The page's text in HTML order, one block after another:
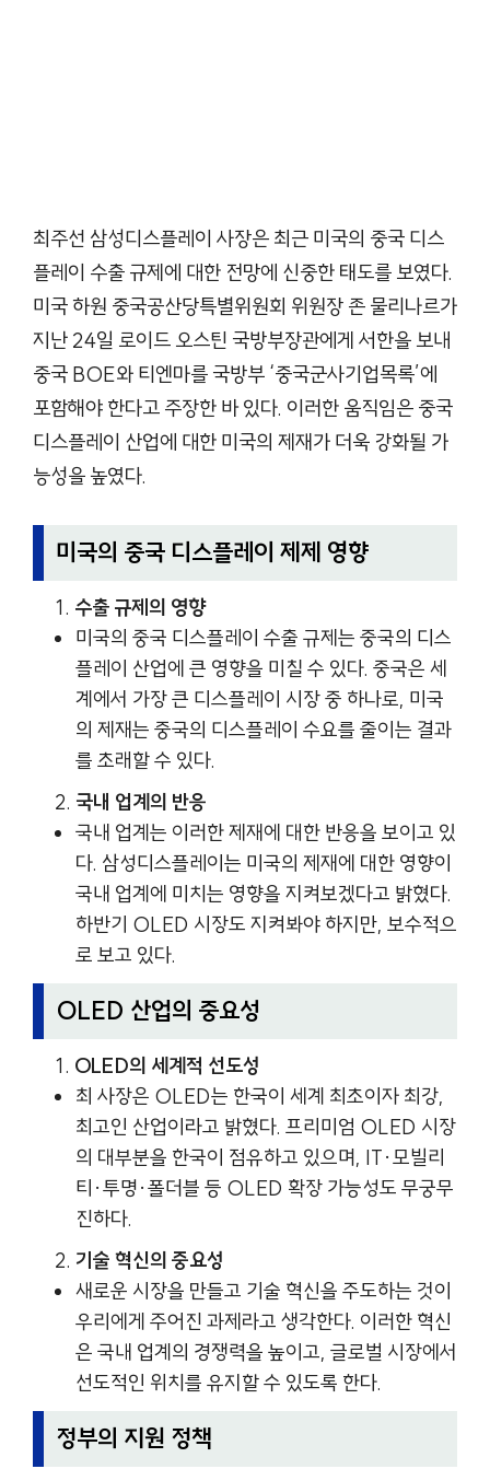
최주선 삼성디스플레이 사장은 최근 미국의 중국 디스
플레이 수출 규제에 대한 전망에 신중한 태도를 보였다.
미국 하원 중국공산당특별위원회 위원장 존 물리나르가
지난 24일 로이드 오스틴 국방부장관에게 서한을 보내
중국 BOE와 티엔마를 국방부 ‘중국군사기업목록’에
포함해야 한다고 주장한 바 있다. 이러한 움직임은 중국
디스플레이 산업에 대한 미국의 제재가 더욱 강화될 가
능성을 높였다.
미국의 중국 디스플레이 제제 영향
수출 규제의 영향
미국의 중국 디스플레이 수출 규제는 중국의 디스
플레이 산업에 큰 영향을 미칠 수 있다. 중국은 세
계에서 가장 큰 디스플레이 시장 중 하나로, 미국
의 제재는 중국의 디스플레이 수요를 줄이는 결과
를 초래할 수 있다.
국내 업계의 반응
국내 업계는 이러한 제재에 대한 반응을 보이고 있
다. 삼성디스플레이는 미국의 제재에 대한 영향이
국내 업계에 미치는 영향을 지켜보겠다고 밝혔다.
하반기 OLED 시장도 지켜봐야 하지만, 보수적으
로 보고 있다.
OLED 산업의 중요성
OLED의 세계적 선도성
최 사장은 OLED는 한국이 세계 최초이자 최강,
최고인 산업이라고 밝혔다. 프리미엄 OLED 시장
의 대부분을 한국이 점유하고 있으며, IT·모빌리
티·투명·폴더블 등 OLED 확장 가능성도 무궁무
진하다.
기술 혁신의 중요성
새로운 시장을 만들고 기술 혁신을 주도하는 것이
우리에게 주어진 과제라고 생각한다. 이러한 혁신
은 국내 업계의 경쟁력을 높이고, 글로벌 시장에서
선도적인 위치를 유지할 수 있도록 한다.
정부의 지원 정책